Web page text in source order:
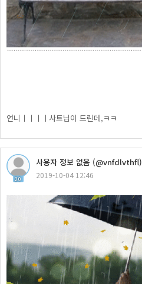
언니ㅣㅣㅣㅣ사트님이 드린데,ㅋㅋ
20
사용자 정보 없음 (@vnfdlvthfl)
2019-10-04 12:46